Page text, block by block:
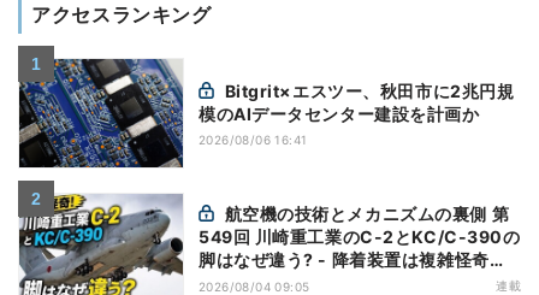
アクセスランキング
模のAIデータセンター建設を計画か
2026/08/06 16:41
549回 川崎重工業のC-2とKC/C-390の
脚はなぜ違う? - 降着装置は複雑怪奇
(5)|軍用輸送機(10)
2026/08/04 09:05 連載